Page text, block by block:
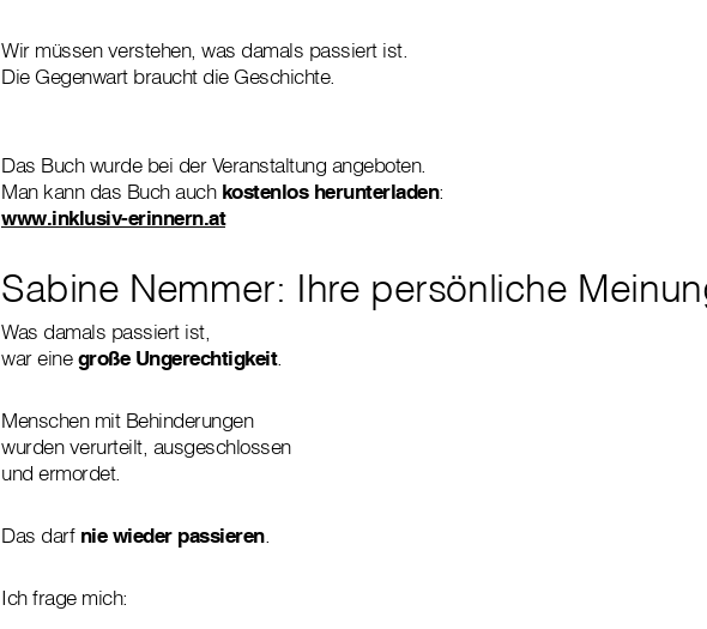
Wir müssen verstehen, was damals passiert ist.
Die Gegenwart braucht die Geschichte.
Das Buch wurde bei der Veranstaltung angeboten.
Man kann das Buch auch kostenlos herunterladen:
www.inklusiv-erinnern.at
Sabine Nemmer: Ihre persönliche
Was damals passiert ist,
war einegroße Ungerechtigkeit.
Menschen mit Behinderungen
wurden verurteilt, ausgeschlossen
und ermordet.
Das darf nie wieder passieren.
Ich frage mich: